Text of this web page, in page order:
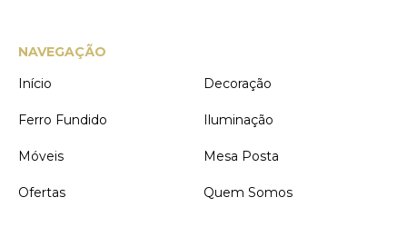
NAVEGAÇÃO
Início
Decoração
Ferro Fundido Iluminação
Móveis Mesa Posta
Ofertas Quem Somos